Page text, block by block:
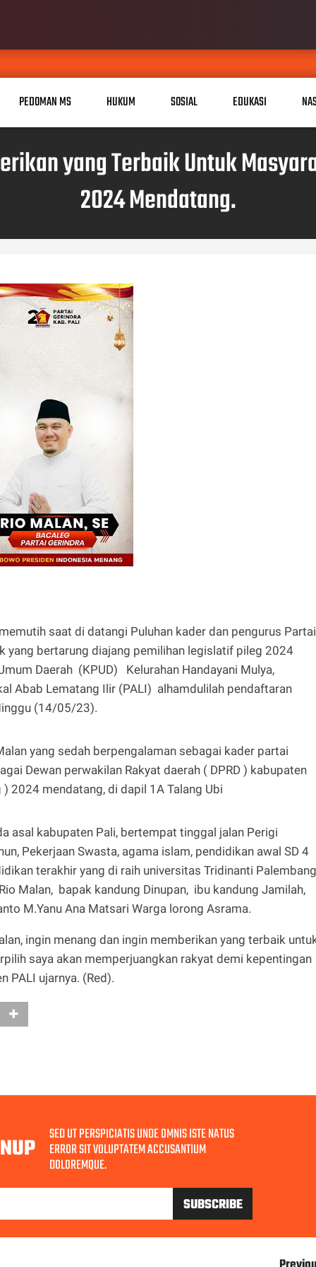
PEDOMAN MS HUKUM SOSIAL EDUKASI
yang Terbaik Untuk
2024 Mendatang.
saat di datangi Puluhan kader dan pengurus Partai
yang bertarung diajang pemilihan legislatif pileg 2024
Daerah (KPUD) Kelurahan Handayani Mulya,
Abab Lematang Ilir (PALI) alhamdulilah pendaftaran
(14/05/23).
yang sedah berpengalaman sebagai kader partai
Dewan perwakilan Rakyat daerah ( DPRD ) kabupaten
2024 mendatang, di dapil 1A Talang Ubi
asal kabupaten Pali, bertempat tinggal jalan Perigi
Pekerjaan Swasta, agama islam, pendidikan awal SD 4
terakhir yang di raih universitas Tridinanti Palembang
Malan, bapak kandung Dinupan, ibu kandung Jamilah,
M.Yanu Ana Matsari Warga lorong Asrama.
ingin menang dan ingin memberikan yang terbaik
saya akan memperjuangkan rakyat demi kepentingan
PALI ujarnya. (Red).
SED UT PERSPICIATIS UNDE OMNIS ISTE NATUS
ERROR SIT VOLUPTATEM ACCUSANTIUM
DOLOREMQUE.